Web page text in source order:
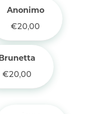
Anonimo
€20,00
Brunetta
€20,00